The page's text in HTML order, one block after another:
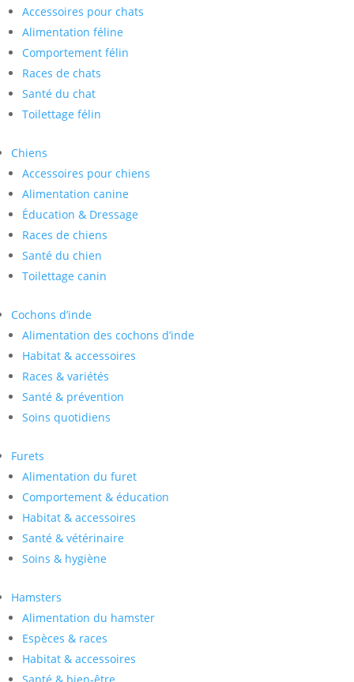
Accessoires pour chats
Alimentation féline
Comportement félin
Races de chats
Santé du chat
Toilettage félin
Chiens
Accessoires pour chiens
Alimentation canine
Éducation & Dressage
Races de chiens
Santé du chien
Toilettage canin
Cochons d’inde
Alimentation des cochons d’inde
Habitat & accessoires
Races & variétés
Santé & prévention
Soins quotidiens
Furets
Alimentation du furet
Comportement & éducation
Habitat & accessoires
Santé & vétérinaire
Soins & hygiène
Hamsters
Alimentation du hamster
Espèces & races
Habitat & accessoires